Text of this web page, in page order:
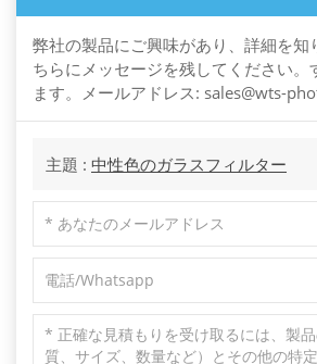
弊社の製品にご興味があり、詳細を知
ちらにメッセージを残してください。
ます。メールアドレス: sales@wts-
主題 : 中性色のガラスフィルター